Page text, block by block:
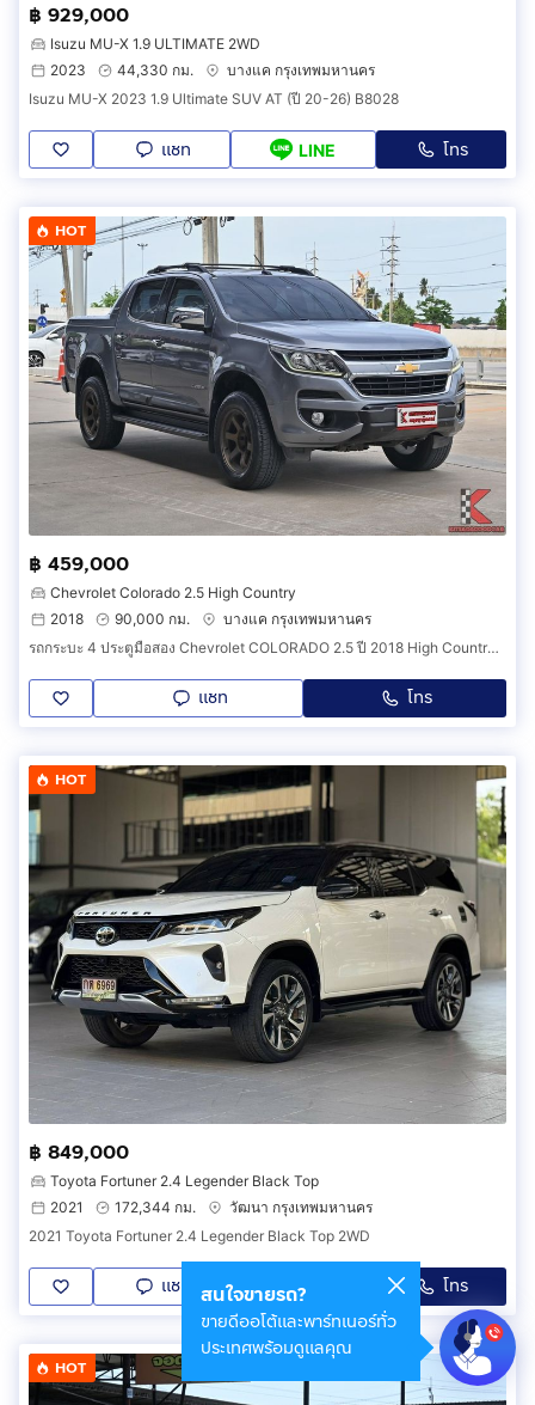
฿ 929,000
Isuzu MU-X 1.9 ULTIMATE 2WD
2023
44,330 กม.
บางแค กรุงเทพมหานคร
Isuzu MU-X 2023 1.9 Ultimate SUV AT (ปี 20-26) B8028
แชท LINE โทร
HOT
฿ 459,000
Chevrolet Colorado 2.5 High Country
2018
90,000 กม.
บางแค กรุงเทพมหานคร
รถกระบะ 4 ประตูมือสอง Chevrolet COLORADO 2.5 ปี 2018 High Country 4x4 ตัวท็อป เกียร์ออโต้ สภาพสวย ไม่เคยลุย (รหัสสินค้า AIHH)
แชท โทร
HOT
฿ 849,000
Toyota Fortuner 2.4 Legender Black Top
2021
172,344 กม.
วัฒนา กรุงเทพมหานคร
2021 Toyota Fortuner 2.4 Legender Black Top 2WD
แชท LINE โทร
HOT
สนใจขายรถ?
ขายดีออโต้และพาร์ทเนอร์ทั่ว
ประเทศพร้อมดูแลคุณ